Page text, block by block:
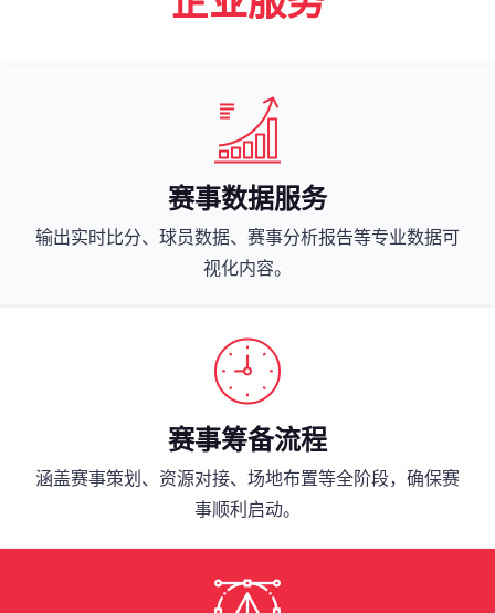
赛事数据服务
输出实时比分、球员数据、赛事分析报告等专业数据可
视化内容。
赛事筹备流程
涵盖赛事策划、资源对接、场地布置等全阶段，确保赛
事顺利启动。